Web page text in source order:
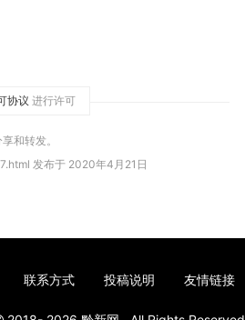
协议 进行许可
和转发。
发布于 2020年4月21日
联系方式 投稿说明 友情链接